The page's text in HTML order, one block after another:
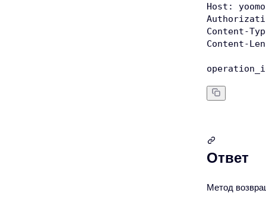
Host:
Authorization:
Content-
Content-
Ответ
Метод